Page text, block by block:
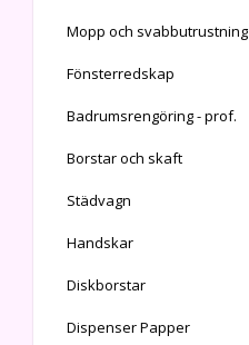
Mopp och svabbutrustning
Fönsterredskap
Badrumsrengöring - prof.
Borstar och skaft
Städvagn
Handskar
Diskborstar
Dispenser Papper